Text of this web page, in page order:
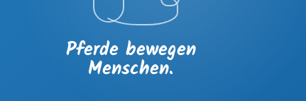
Pferde bewegen
Menschen.